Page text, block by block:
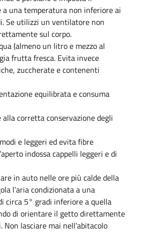
una temperatura non inferiore ai
Se utilizzi un ventilatore non
sul corpo.
(almeno un litro e mezzo al
frutta fresca. Evita invece
zuccherate e contenenti
equilibrata e consuma
alla corretta conservazione degli
e leggeri ed evita fibre
indossa cappelli leggeri e di
in auto nelle ore più calde della
l’aria condizionata a una
circa 5° gradi inferiore a quella
di orientare il getto direttamente
Non lasciare mai nell’abitacolo